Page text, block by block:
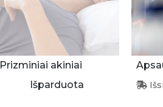
Prizminiai akiniai
Išparduota